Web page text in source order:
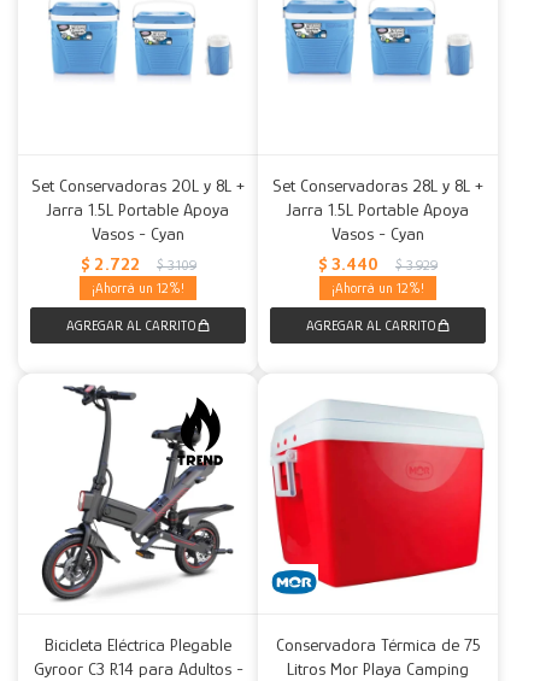
Set Conservadoras 20L y 8L +
Jarra 1.5L Portable Apoya
Vasos - Cyan
$ 2.722 $ 3.109
12
Set Conservadoras 28L y 8L +
Jarra 1.5L Portable Apoya
Vasos - Cyan
$ 3.440 $ 3.929
12
Bicicleta Eléctrica Plegable
Gyroor C3 R14 para Adultos -
Conservadora Térmica de 75
Litros Mor Playa Camping